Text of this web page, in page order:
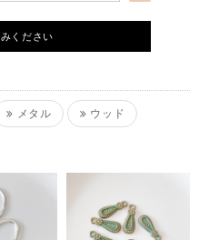
ください
メタル ウッド